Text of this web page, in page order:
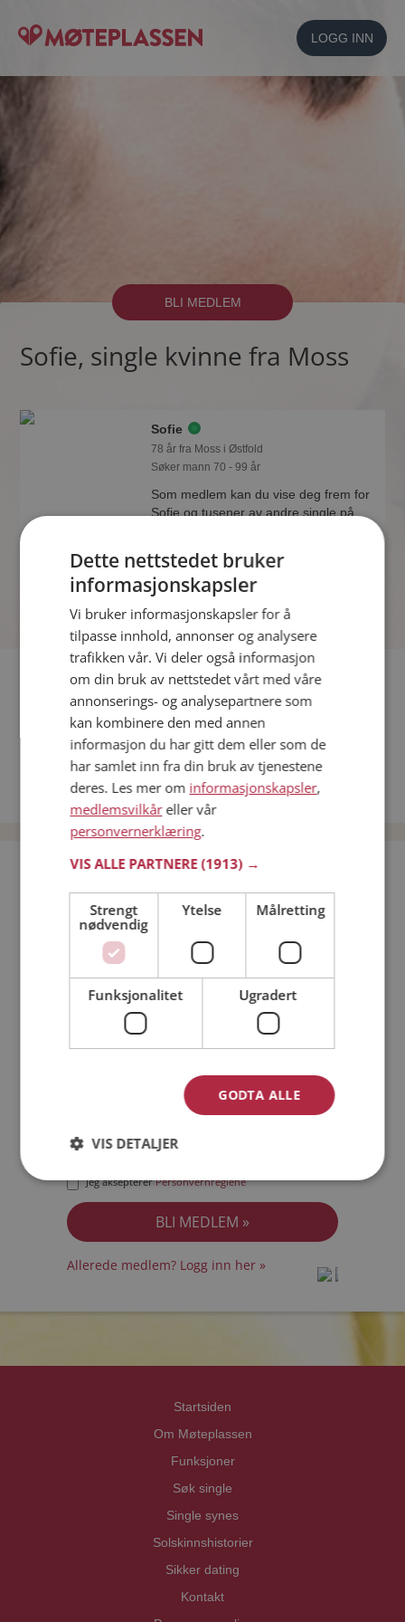
LOGG INN
BLI MEDLEM
Sofie, single kvinne fra Moss
Sofie
78 år fra Moss i Østfold
Søker mann 70 - 99 år
Som medlem kan du vise deg frem for
Sofie og tusener av andre single på
Online nå!
Fler single
Flere singlekvinner fra Moss :Nina ,Venke Helen
Menn fra Moss
Date kvinner i Norge
Date menn i Norge
Bli medlem gratis!
Jeg er en:
Jeg akseptererPersonvernreglene
Allerede medlem? Logg inn her »
Startsiden
Om Møteplassen
Funksjoner
Søk single
Single synes
Solskinnshistorier
Sikker dating
Kontakt
Dette nettstedet bruker
informasjonskapsler
Vi bruker informasjonskapsler for å
tilpasse innhold, annonser og analysere
trafikken vår. Vi deler også informasjon
om din bruk av nettstedet vårt med våre
annonserings- og analysepartnere som
kan kombinere den med annen
informasjon du har gitt dem eller som de
har samlet inn fra din bruk av tjenestene
deres. Les mer om informasjonskapsler,
medlemsvilkåreller vår
personvernerklæring.
VIS ALLE PARTNERE(1913) →
Strengt
nødvendig
Ytelse Målretting
Funksjonalitet Ugradert
GODTA ALLE
VIS DETALJER